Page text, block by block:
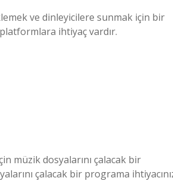
ve dinleyicilere sunmak için bir
ihtiyaç vardır.
müzik dosyalarını çalacak bir
çalacak bir programa